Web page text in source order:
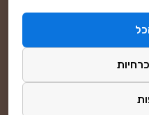
DreamZone